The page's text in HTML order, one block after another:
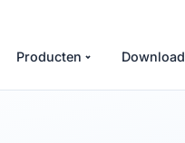
Producten Download